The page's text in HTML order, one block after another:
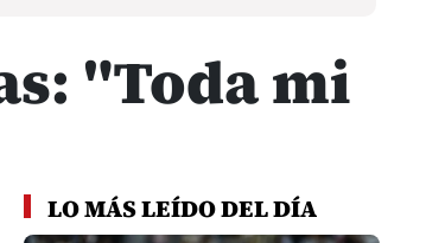
"Toda mi
LO MÁS LEÍDO DEL DÍA